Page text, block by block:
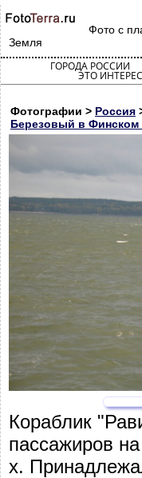
Фото с
Земля
ГОРОДА РОССИИ
ЭТО
Фотографии > Россия
Березовый в Финском
Кораблик
пассажиров
х.